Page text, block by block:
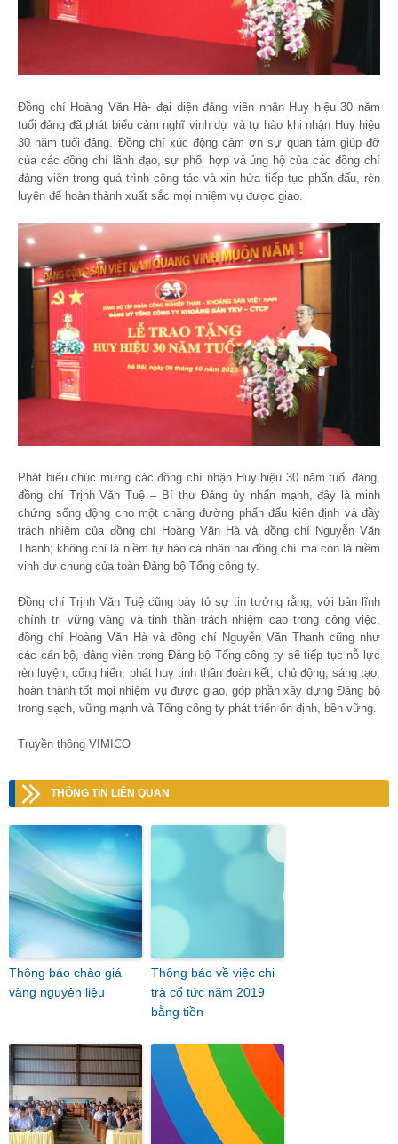
Đồng chí Hoàng Văn Hà- đại diện đảng viên nhận Huy hiệu 30 năm
tuổi đảng đã phát biểu cảm nghĩ vinh dự và tự hào khi nhận Huy hiệu
30 năm tuổi đảng. Đồng chí xúc động cảm ơn sự quan tâm giúp đỡ
của các đồng chí lãnh đạo, sự phối hợp và ủng hộ của các đồng chí
đảng viên trong quá trình công tác và xin hứa tiếp tục phấn đấu, rèn
luyện để hoàn thành xuất sắc mọi nhiệm vụ được giao.
Phát biểu chúc mừng các đồng chí nhận Huy hiệu 30 năm tuổi đảng,
đồng chí Trịnh Văn Tuệ – Bí thư Đảng ủy nhấn mạnh, đây là minh
chứng sống động cho một chặng đường phấn đấu kiên định và đầy
trách nhiệm của đồng chí Hoàng Văn Hà và đồng chí Nguyễn Văn
Thanh; không chỉ là niềm tự hào cá nhân hai đồng chí mà còn là niềm
vinh dự chung của toàn Đảng bộ Tổng công ty.
Đồng chí Trịnh Văn Tuệ cũng bày tỏ sự tin tưởng rằng, với bản lĩnh
chính trị vững vàng và tinh thần trách nhiệm cao trong công việc,
đồng chí Hoàng Văn Hà và đồng chí Nguyễn Văn Thanh cũng như
các cán bộ, đảng viên trong Đảng bộ Tổng công ty sẽ tiếp tục nỗ lực
rèn luyện, cống hiến, phát huy tinh thần đoàn kết, chủ động, sáng tạo,
hoàn thành tốt mọi nhiệm vụ được giao, góp phần xây dựng Đảng bộ
trong sạch, vững mạnh và Tổng công ty phát triển ổn định, bền vững.
Truyền thông VIMICO
THÔNG TIN LIÊN QUAN
Thông báo chào giá
vàng nguyên liệu
Thông báo về việc chi
trả cổ tức năm 2019
bằng tiền